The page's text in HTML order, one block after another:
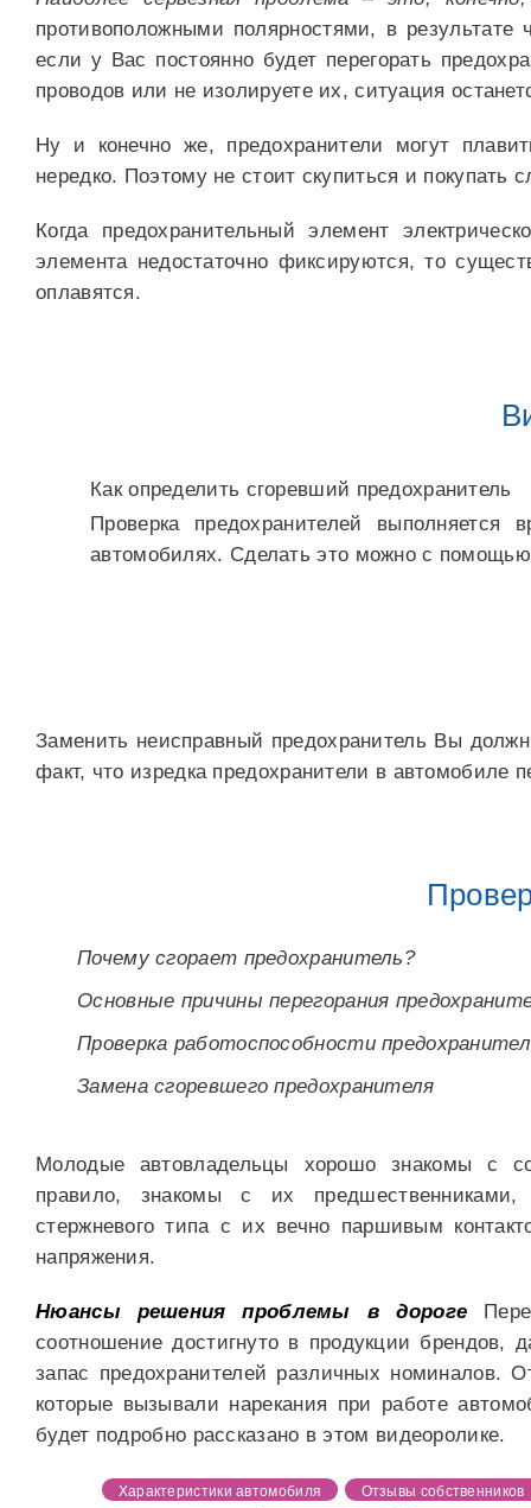
противоположными полярностями, в
если у Вас постоянно будет перегорать
проводов или не изолируете их, ситуация
Ну и конечно же, предохранители могут
нередко. Поэтому не стоит скупиться и
Когда предохранительный элемент
элемента недостаточно фиксируются, то
оплавятся.
Как определить сгоревший предохранитель
Проверка предохранителей
автомобилях. Сделать это можно с помощью
Заменить неисправный предохранитель Вы
факт, что изредка предохранители в автомобиле
Почему сгорает предохранитель?
Основные причины перегорания
Проверка работоспособности
Замена сгоревшего предохранителя
Молодые автовладельцы хорошо знакомы с
правило, знакомы с их предшественниками,
стержневого типа с их вечно паршивым
напряжения.
Нюансы решения проблемы в дороге
соотношение достигнуто в продукции брендов,
запас предохранителей различных номиналов.
которые вызывали нарекания при работе
будет подробно рассказано в этом видеоролике.
Характеристики автомобиля
Отзывы собственников